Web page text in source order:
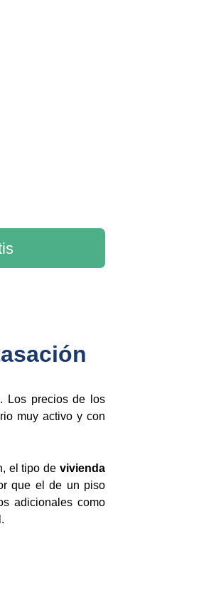
. Los precios de los
muy activo y con
el tipo devivienda
que el de un piso
adicionales como